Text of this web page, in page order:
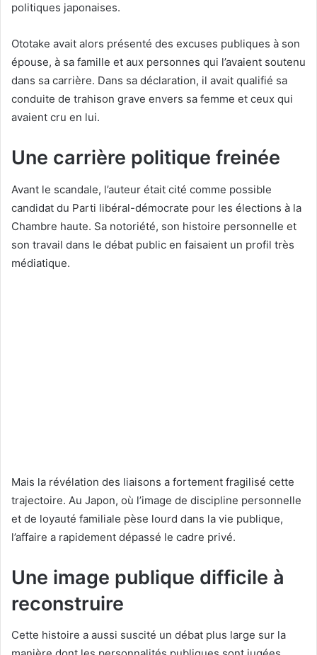
politiques japonaises.
Ototake avait alors présenté des excuses publiques à son
épouse, à sa famille et aux personnes qui l’avaient soutenu
dans sa carrière. Dans sa déclaration, il avait qualifié sa
conduite de trahison grave envers sa femme et ceux qui
avaient cru en lui.
Une carrière politique freinée
Avant le scandale, l’auteur était cité comme possible
candidat du Parti libéral-démocrate pour les élections à la
Chambre haute. Sa notoriété, son histoire personnelle et
son travail dans le débat public en faisaient un profil très
médiatique.
Mais la révélation des liaisons a fortement fragilisé cette
trajectoire. Au Japon, où l’image de discipline personnelle
et de loyauté familiale pèse lourd dans la vie publique,
l’affaire a rapidement dépassé le cadre privé.
Une image publique difficile à
reconstruire
Cette histoire a aussi suscité un débat plus large sur la